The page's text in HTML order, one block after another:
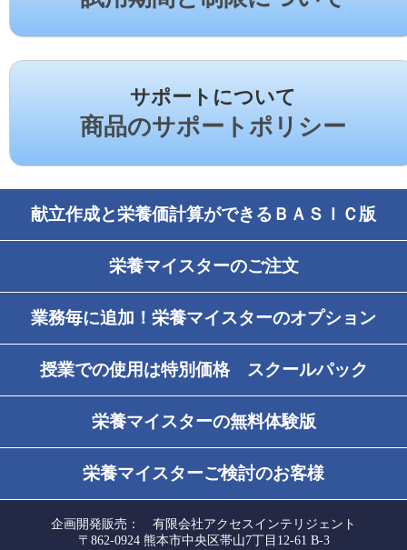
サポートについて
商品のサポートポリシー
献立作成と栄養価計算ができるＢＡＳＩＣ版
栄養マイスターのご注文
業務毎に追加！栄養マイスターのオプション
授業での使用は特別価格 スクールパック
栄養マイスターの無料体験版
栄養マイスターご検討のお客様
企画開発販売： 有限会社アクセスインテリジェント
〒862-0924 熊本市中央区帯山7丁目12-61 B-3